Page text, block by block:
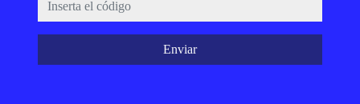
Enviar